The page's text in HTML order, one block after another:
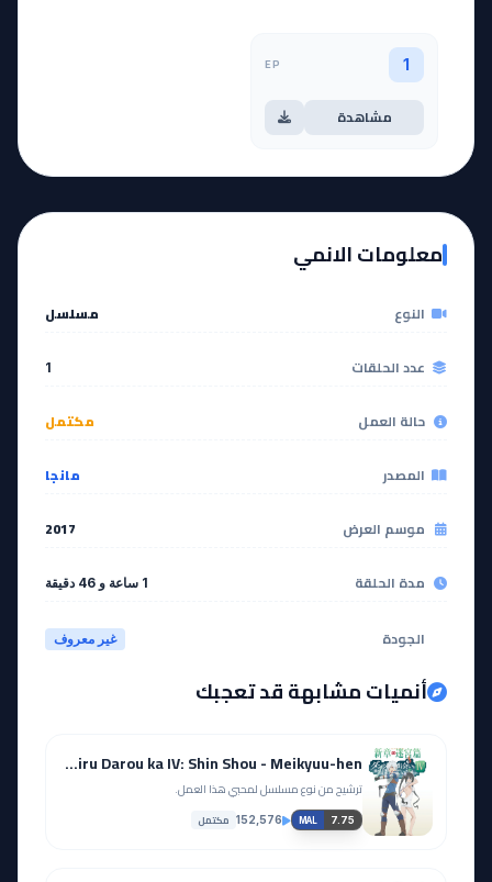
1
EP
مشاهدة
معلومات الانمي
النوع مسلسل
عدد الحلقات 1
حالة العمل مكتمل
المصدر مانجا
موسم العرض 2017
مدة الحلقة 1 ساعة و 46 دقيقة
الجودة غير معروف
أنميات مشابهة قد تعجبك
Dungeon ni Deai wo Motomeru no wa Machigatteiru Darou ka IV: Shin Shou - Meikyuu-hen
ترشيح من نوع مسلسل لمحبي هذا العمل.
MAL 7.75
152,576 مكتمل